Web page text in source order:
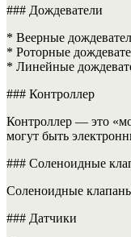
### Дождеватели
* Веерные
* Роторные
* Линейные
### Контроллер
Контроллер — это
могут быть
### Соленоидные
Соленоидные
### Датчики